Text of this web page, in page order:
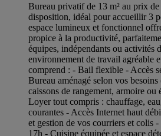
Bureau privatif de 13 m² au prix
disposition, idéal pour accueillir 3
espace lumineux et fonctionnel
propice à la productivité,
équipes, indépendants ou activités
environnement de travail agréable
comprend : - Bail flexible - Accès
Bureau aménagé selon vos
caissons de rangement, armoire ou
Loyer tout compris : chauffage,
courantes - Accès Internet haut
et gestion de vos courriers et colis
17h - Cuisine équipée et espace